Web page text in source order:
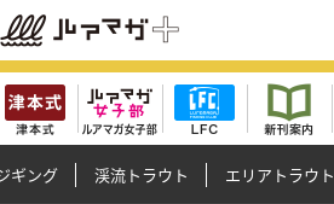
ギング 渓流トラウト エリアトラウト